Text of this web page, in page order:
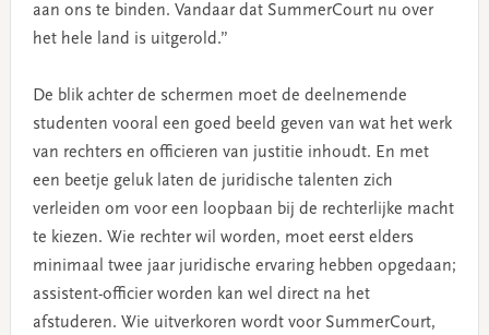
aan ons te binden. Vandaar dat SummerCourt nu over
het hele land is uitgerold.”
De blik achter de schermen moet de deelnemende
studenten vooral een goed beeld geven van wat het werk
van rechters en officieren van justitie inhoudt. En met
een beetje geluk laten de juridische talenten zich
verleiden om voor een loopbaan bij de rechterlijke macht
te kiezen. Wie rechter wil worden, moet eerst elders
minimaal twee jaar juridische ervaring hebben opgedaan;
assistent-officier worden kan wel direct na het
afstuderen. Wie uitverkoren wordt voor SummerCourt,